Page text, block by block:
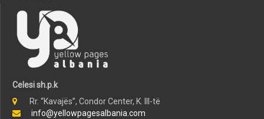
Celesi sh.p.k
Rr. “Kavajës”, Condor Center, K. III-të
info@yellowpagesalbania.com